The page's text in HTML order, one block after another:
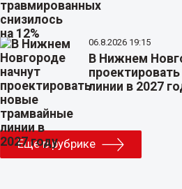
06.8.2026 19:15
В Нижнем
линии в 2027
Еще в рубрике